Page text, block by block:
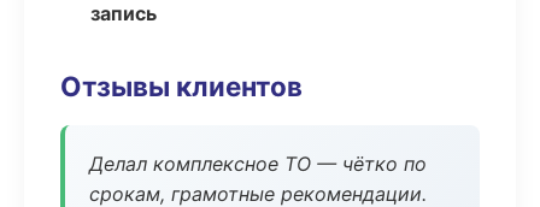
запись
Отзывы клиентов
Делал комплексное ТО — чётко по
срокам, грамотные рекомендации.